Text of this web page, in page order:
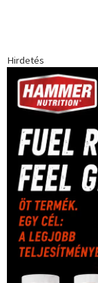
Hirdetés